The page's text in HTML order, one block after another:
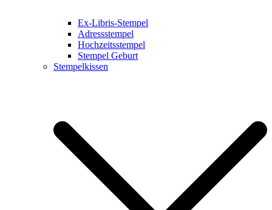
Ex-Libris-Stempel
Adressstempel
Hochzeitsstempel
Stempel Geburt
Stempelkissen